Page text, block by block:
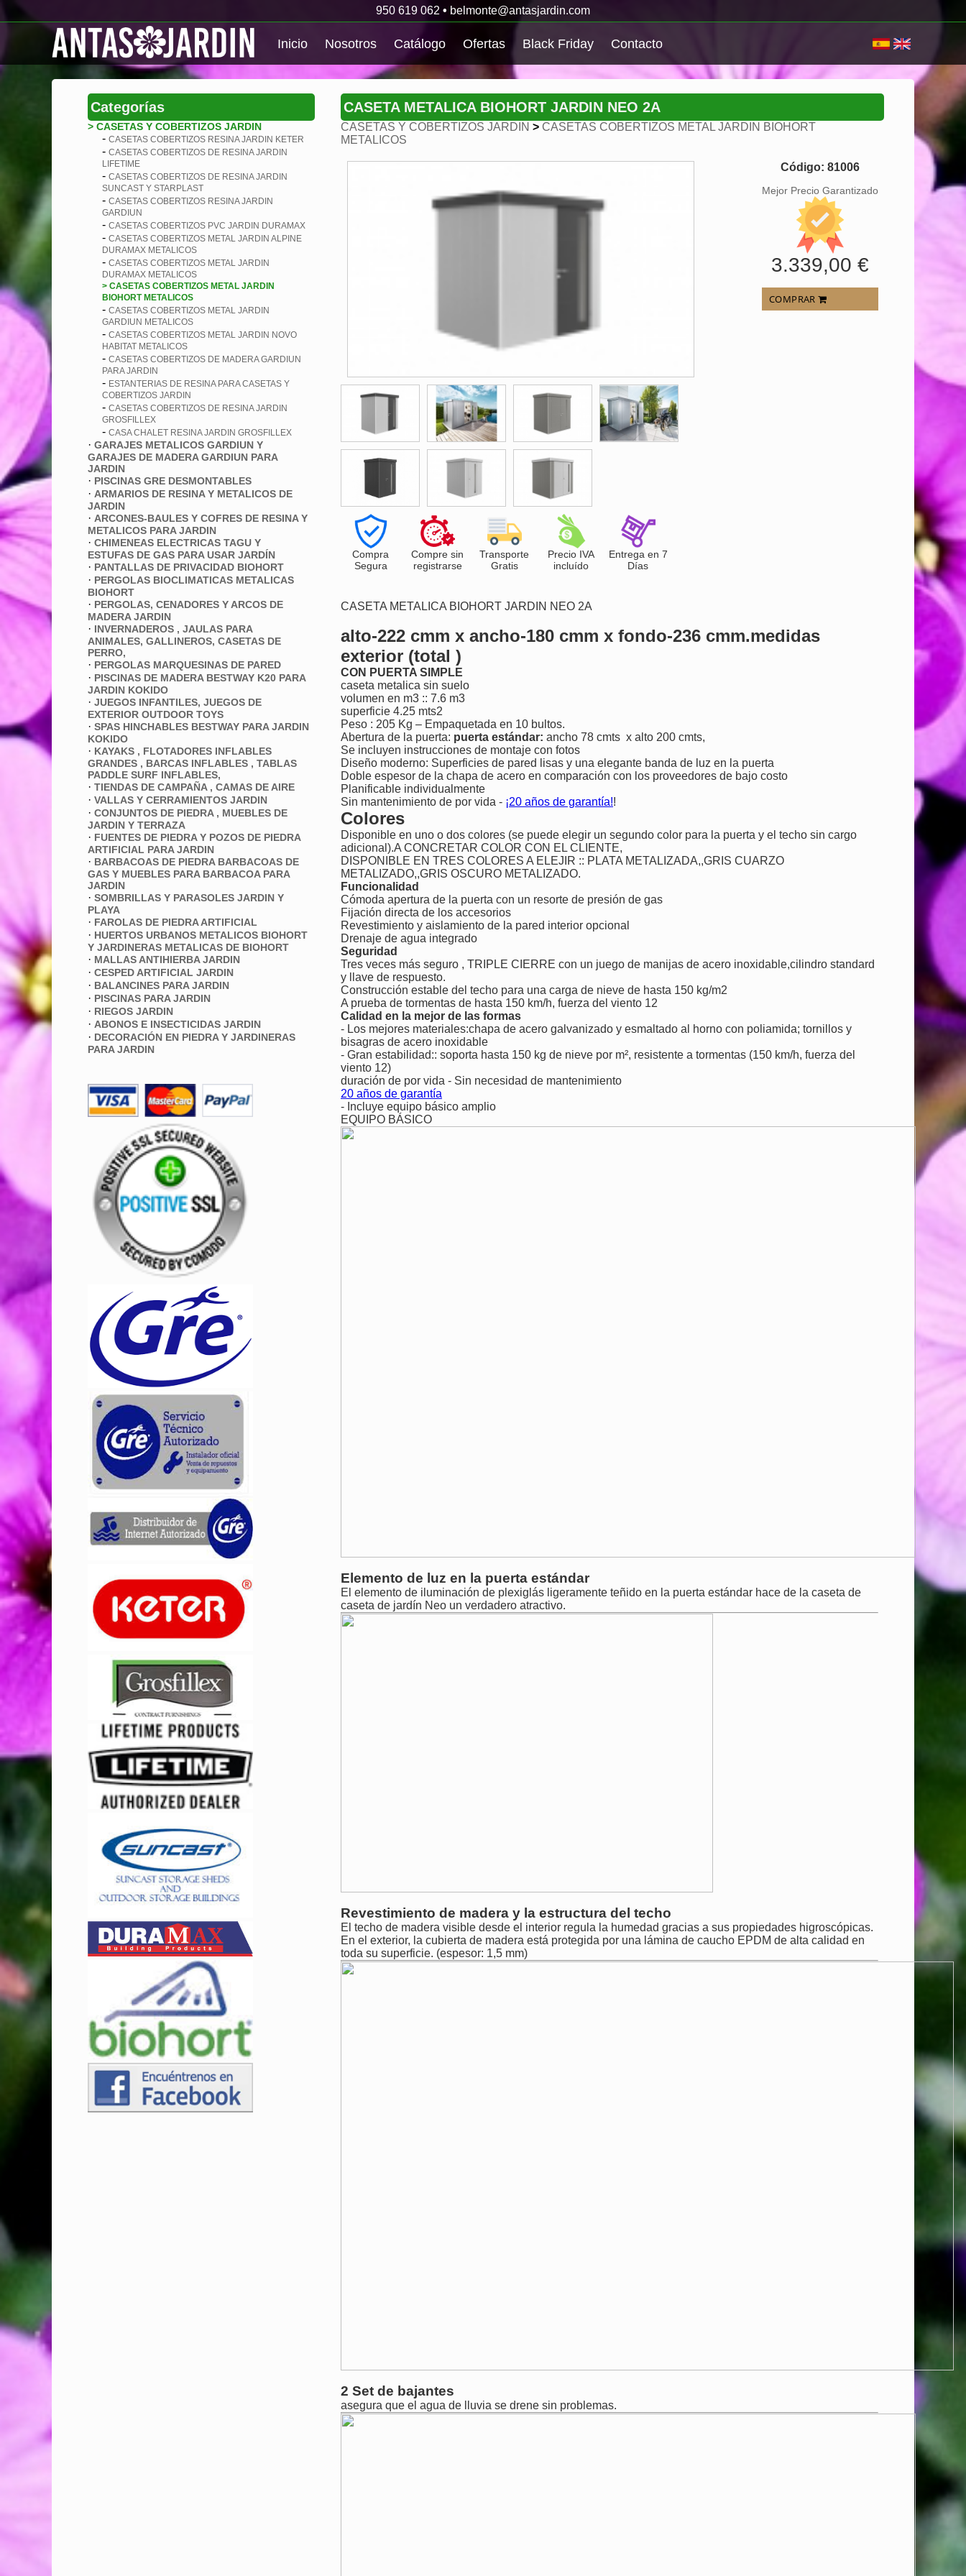
950 619 062 • belmonte@antasjardin.com
Inicio Nosotros Catálogo Ofertas Black Friday Contacto
Categorías
> CASETAS Y COBERTIZOS JARDIN
- CASETAS COBERTIZOS RESINA JARDIN KETER
- CASETAS COBERTIZOS DE RESINA JARDIN
LIFETIME
- CASETAS COBERTIZOS DE RESINA JARDIN
SUNCAST Y STARPLAST
- CASETAS COBERTIZOS RESINA JARDIN
GARDIUN
- CASETAS COBERTIZOS PVC JARDIN DURAMAX
- CASETAS COBERTIZOS METAL JARDIN ALPINE
DURAMAX METALICOS
- CASETAS COBERTIZOS METAL JARDIN
DURAMAX METALICOS
> CASETAS COBERTIZOS METAL JARDIN
BIOHORT METALICOS
- CASETAS COBERTIZOS METAL JARDIN
GARDIUN METALICOS
- CASETAS COBERTIZOS METAL JARDIN NOVO
HABITAT METALICOS
- CASETAS COBERTIZOS DE MADERA GARDIUN
PARA JARDIN
- ESTANTERIAS DE RESINA PARA CASETAS Y
COBERTIZOS JARDIN
- CASETAS COBERTIZOS DE RESINA JARDIN
GROSFILLEX
- CASA CHALET RESINA JARDIN GROSFILLEX
· GARAJES METALICOS GARDIUN Y
GARAJES DE MADERA GARDIUN PARA
JARDIN
· PISCINAS GRE DESMONTABLES
· ARMARIOS DE RESINA Y METALICOS DE
JARDIN
· ARCONES-BAULES Y COFRES DE RESINA Y
METALICOS PARA JARDIN
· CHIMENEAS ELECTRICAS TAGU Y
ESTUFAS DE GAS PARA USAR JARDÍN
· PANTALLAS DE PRIVACIDAD BIOHORT
· PERGOLAS BIOCLIMATICAS METALICAS
BIOHORT
· PERGOLAS, CENADORES Y ARCOS DE
MADERA JARDIN
· INVERNADEROS , JAULAS PARA
ANIMALES, GALLINEROS, CASETAS DE
PERRO,
· PERGOLAS MARQUESINAS DE PARED
· PISCINAS DE MADERA BESTWAY K20 PARA
JARDIN KOKIDO
· JUEGOS INFANTILES, JUEGOS DE
EXTERIOR OUTDOOR TOYS
· SPAS HINCHABLES BESTWAY PARA JARDIN
KOKIDO
· KAYAKS , FLOTADORES INFLABLES
GRANDES , BARCAS INFLABLES , TABLAS
PADDLE SURF INFLABLES,
· TIENDAS DE CAMPAÑA , CAMAS DE AIRE
· VALLAS Y CERRAMIENTOS JARDIN
· CONJUNTOS DE PIEDRA , MUEBLES DE
JARDIN Y TERRAZA
· FUENTES DE PIEDRA Y POZOS DE PIEDRA
ARTIFICIAL PARA JARDIN
· BARBACOAS DE PIEDRA BARBACOAS DE
GAS Y MUEBLES PARA BARBACOA PARA
JARDIN
· SOMBRILLAS Y PARASOLES JARDIN Y
PLAYA
· FAROLAS DE PIEDRA ARTIFICIAL
· HUERTOS URBANOS METALICOS BIOHORT
Y JARDINERAS METALICAS DE BIOHORT
· MALLAS ANTIHIERBA JARDIN
· CESPED ARTIFICIAL JARDIN
· BALANCINES PARA JARDIN
· PISCINAS PARA JARDIN
· RIEGOS JARDIN
· ABONOS E INSECTICIDAS JARDIN
· DECORACIÓN EN PIEDRA Y JARDINERAS
PARA JARDIN
CASETA METALICA BIOHORT JARDIN NEO 2A
CASETAS Y COBERTIZOS JARDIN > CASETAS COBERTIZOS METAL JARDIN BIOHORT
METALICOS
Compra
Segura
Compre sin
registrarse
Transporte
Gratis
Precio IVA
incluído
Entrega en 7
Días
Código: 81006
Mejor Precio Garantizado
3.339,00 €
COMPRAR
CASETA METALICA BIOHORT JARDIN NEO 2A
alto-222 cmm x ancho-180 cmm x fondo-236 cmm.medidas
exterior (total )
CON PUERTA SIMPLE
caseta metalica sin suelo
volumen en m3 :: 7.6 m3
superficie 4.25 mts2
Peso : 205 Kg – Empaquetada en 10 bultos.
Abertura de la puerta: puerta estándar: ancho 78 cmts x alto 200 cmts,
Se incluyen instrucciones de montaje con fotos
Diseño moderno: Superficies de pared lisas y una elegante banda de luz en la puerta
Doble espesor de la chapa de acero en comparación con los proveedores de bajo costo
Planificable individualmente
Sin mantenimiento de por vida - ¡20 años de garantía!!
Colores
Disponible en uno o dos colores (se puede elegir un segundo color para la puerta y el techo sin cargo
adicional).A CONCRETAR COLOR CON EL CLIENTE,
DISPONIBLE EN TRES COLORES A ELEJIR :: PLATA METALIZADA,,GRIS CUARZO
METALIZADO,,GRIS OSCURO METALIZADO.
Funcionalidad
Cómoda apertura de la puerta con un resorte de presión de gas
Fijación directa de los accesorios
Revestimiento y aislamiento de la pared interior opcional
Drenaje de agua integrado
Seguridad
Tres veces más seguro , TRIPLE CIERRE con un juego de manijas de acero inoxidable,cilindro standard
y llave de respuesto.
Construcción estable del techo para una carga de nieve de hasta 150 kg/m2
A prueba de tormentas de hasta 150 km/h, fuerza del viento 12
Calidad en la mejor de las formas
- Los mejores materiales:chapa de acero galvanizado y esmaltado al horno con poliamida; tornillos y
bisagras de acero inoxidable
- Gran estabilidad:: soporta hasta 150 kg de nieve por m², resistente a tormentas (150 km/h, fuerza del
viento 12)
duración de por vida - Sin necesidad de mantenimiento
20 años de garantía
- Incluye equipo básico amplio
EQUIPO BÁSICO
Elemento de luz en la puerta estándar
El elemento de iluminación de plexiglás ligeramente teñido en la puerta estándar hace de la caseta de
caseta de jardín Neo un verdadero atractivo.
Revestimiento de madera y la estructura del techo
El techo de madera visible desde el interior regula la humedad gracias a sus propiedades higroscópicas.
En el exterior, la cubierta de madera está protegida por una lámina de caucho EPDM de alta calidad en
toda su superficie. (espesor: 1,5 mm)
2 Set de bajantes
asegura que el agua de lluvia se drene sin problemas.